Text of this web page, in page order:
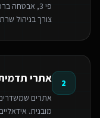
צורך בניהול
2 אתרי
אתרים שמשדרים
מובנית.